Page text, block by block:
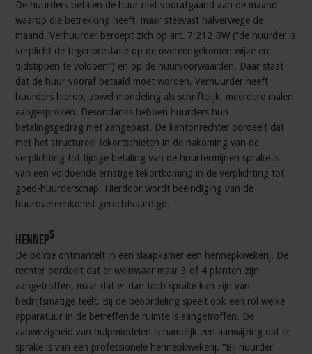
De huurders betalen de huur niet voorafgaand aan de maand
waarop die betrekking heeft, maar steevast halverwege de
maand. Verhuurder beroept zich op art. 7:212 BW (“de huurder is
verplicht de tegenprestatie op de overeengekomen wijze en
tijdstippen te voldoen”) en op de huurvoorwaarden. Daar staat
dat de huur vooraf betaald moet worden. Verhuurder heeft
huurders hierop, zowel mondeling als schriftelijk, meerdere malen
aangesproken. Desondanks hebben huurders hun
betalingsgedrag niet aangepast. De kantonrechter oordeelt dat
met het structureel tekortschieten in de nakoming van de
verplichting tot tijdige betaling van de huurtermijnen sprake is
van een voldoende ernstige tekortkoming in de verplichting tot
goed-huurderschap. Hierdoor wordt beëindiging van de
huurovereenkomst gerechtvaardigd.
Hennep5
De politie ontmantelt in een slaapkamer een hennepkwekerij. De
rechter oordeelt dat er weliswaar maar 3 of 4 planten zijn
aangetroffen, maar dat er dan toch sprake kan zijn van
bedrijfsmatige teelt. Bij de beoordeling speelt ook een rol welke
apparatuur in de betreffende ruimte is aangetroffen. De
aanwezigheid van hulpmiddelen is namelijk een aanwijzing dat er
sprake is van een professionele hennepkwekerij. “Bij huurder